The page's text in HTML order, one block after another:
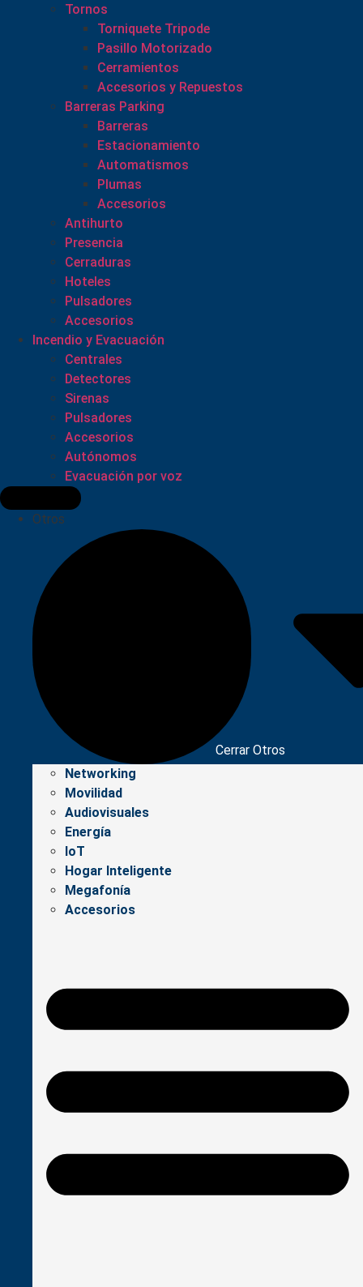
Tornos
Torniquete Tripode
Pasillo Motorizado
Cerramientos
Accesorios y Repuestos
Barreras Parking
Barreras
Estacionamiento
Automatismos
Plumas
Accesorios
Antihurto
Presencia
Cerraduras
Hoteles
Pulsadores
Accesorios
Incendio y Evacuación
Centrales
Detectores
Sirenas
Pulsadores
Accesorios
Autónomos
Evacuación por voz
Otros
Cerrar Otros
Networking
Movilidad
Audiovisuales
Energía
IoT
Hogar Inteligente
Megafonía
Accesorios